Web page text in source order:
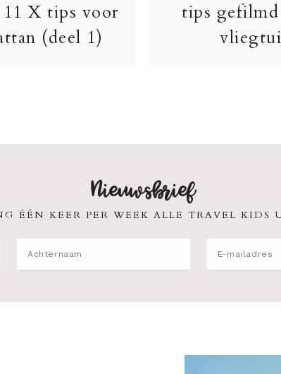
X tips voor
(deel 1)
tips
Nieuwsbrief
ÉÉN KEER PER WEEK ALLE TRAVEL KIDS